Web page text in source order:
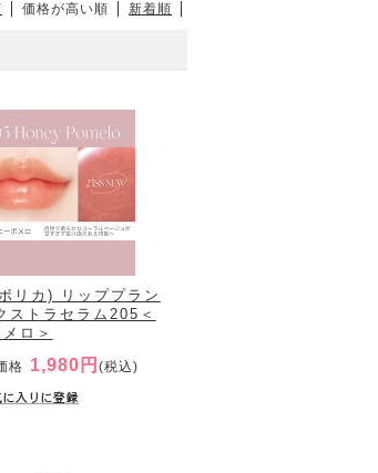
価格が高い順 新着順
リカ) リッププラン
ストラセラム205＜
ロ＞
格 1,980円 (税込)